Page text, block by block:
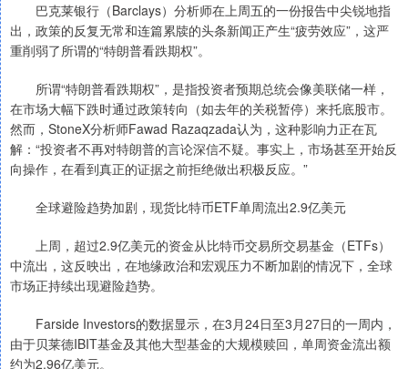
巴克莱银行（Barclays）分析师在上周五的一份报告中尖锐地指
出，政策的反复无常和连篇累牍的头条新闻正产生“疲劳效应”，这严
重削弱了所谓的“特朗普看跌期权”。
所谓“特朗普看跌期权”，是指投资者预期总统会像美联储一样，
在市场大幅下跌时通过政策转向（如去年的关税暂停）来托底股市。
然而，StoneX分析师Fawad Razaqzada认为，这种影响力正在瓦
解：“投资者不再对特朗普的言论深信不疑。事实上，市场甚至开始反
向操作，在看到真正的证据之前拒绝做出积极反应。”
全球避险趋势加剧，现货比特币ETF单周流出2.9亿美元
上周，超过2.9亿美元的资金从比特币交易所交易基金（ETFs）
中流出，这反映出，在地缘政治和宏观压力不断加剧的情况下，全球
市场正持续出现避险趋势。
Farside Investors的数据显示，在3月24日至3月27日的一周内，
由于贝莱德IBIT基金及其他大型基金的大规模赎回，单周资金流出额
约为2.96亿美元。